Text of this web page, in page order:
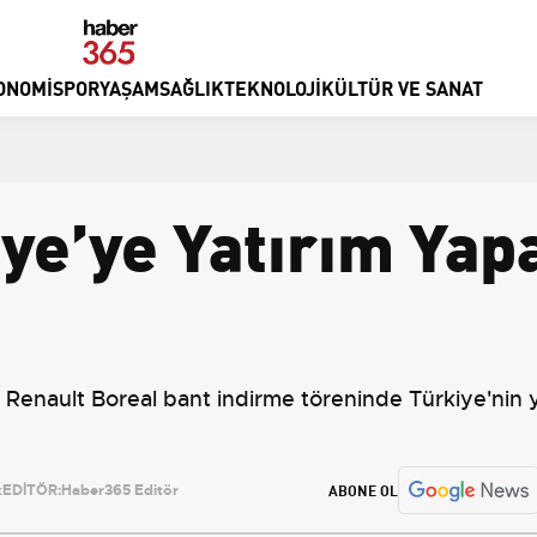
SPORYAŞAMSAĞLIKTEKNOLOJIKÜLTÜR VE SANAT
Yatırım
Boreal bant indirme töreninde Türkiye'nin
EDİTÖR:Haber365 Editör ABONE OL